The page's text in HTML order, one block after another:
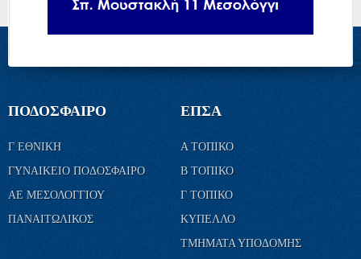
ΠΟΔΟΣΦΑΙΡΟ
Γ ΕΘΝΙΚΗ
ΓΥΝΑΙΚΕΙΟ ΠΟΔΟΣΦΑΙΡΟ
ΑΕ ΜΕΣΟΛΟΓΓΙΟΥ
ΠΑΝΑΙΤΩΛΙΚΟΣ
ΕΠΣΑ
Α ΤΟΠΙΚΟ
Β ΤΟΠΙΚΟ
Γ ΤΟΠΙΚΟ
ΚΥΠΕΛΛΟ
ΤΜΗΜΑΤΑ ΥΠΟΔΟΜΗΣ